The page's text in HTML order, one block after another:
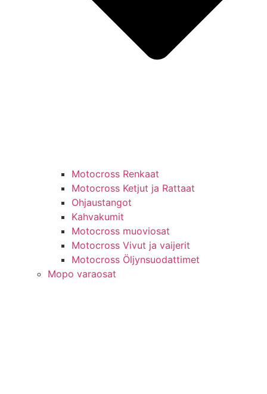
Motocross Renkaat
Motocross Ketjut ja Rattaat
Ohjaustangot
Kahvakumit
Motocross muoviosat
Motocross Vivut ja vaijerit
Motocross Öljynsuodattimet
Mopo varaosat